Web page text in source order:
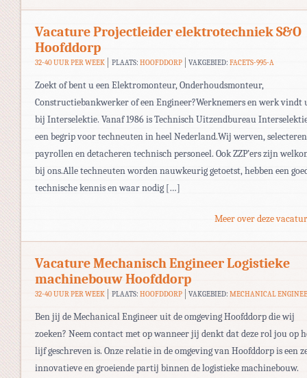
Vacature Projectleider elektrotechniek S&O
Hoofddorp
32-40 UUR PER WEEK PLAATS: HOOFDDORP VAKGEBIED:FACETS-995-A
Zoekt of bent u een Elektromonteur, Onderhoudsmonteur,
Constructiebankwerker of een Engineer?Werknemers en werk vindt
bij Interselektie. Vanaf 1986 is Technisch Uitzendbureau
een begrip voor techneuten in heel Nederland.Wij werven,
payrollen en detacheren technisch personeel. Ook ZZP’ers zijn
bij ons.Alle techneuten worden nauwkeurig getoetst, hebben een
technische kennis en waar nodig […]
Meer over deze
Vacature Mechanisch Engineer Logistieke
machinebouw Hoofddorp
32-40 UUR PER WEEK PLAATS: HOOFDDORP VAKGEBIED:MECHANICAL
Ben jij de Mechanical Engineer uit de omgeving Hoofddorp die wij
zoeken? Neem contact met op wanneer jij denkt dat deze rol jou op
lijf geschreven is. Onze relatie in de omgeving van Hoofddorp is een
innovatieve en groeiende partij binnen de logistieke machinebouw.